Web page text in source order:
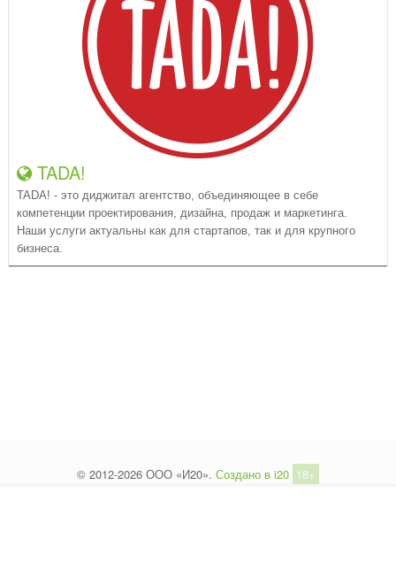
TADA!
TADA! - это диджитал агентство, объединяющее в себе
компетенции проектирования, дизайна, продаж и маркетинга.
Наши услуги актуальны как для стартапов, так и для крупного
бизнеса.
© 2012-2026 ООО «И20». Создано в i20 18+